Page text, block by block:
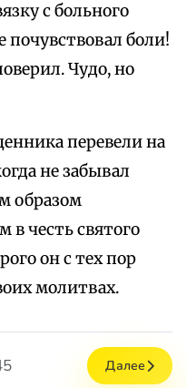
с больного
почувствовал боли!
Чудо, но
перевели на
не забывал
образом
в честь святого
он с тех пор
молитвах.
Далее